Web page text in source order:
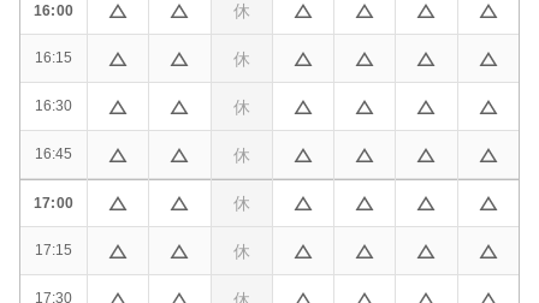
16:00
16:15
16:30
16:45
17:00
17:15
17:30
休
休
休
休
休
休
休